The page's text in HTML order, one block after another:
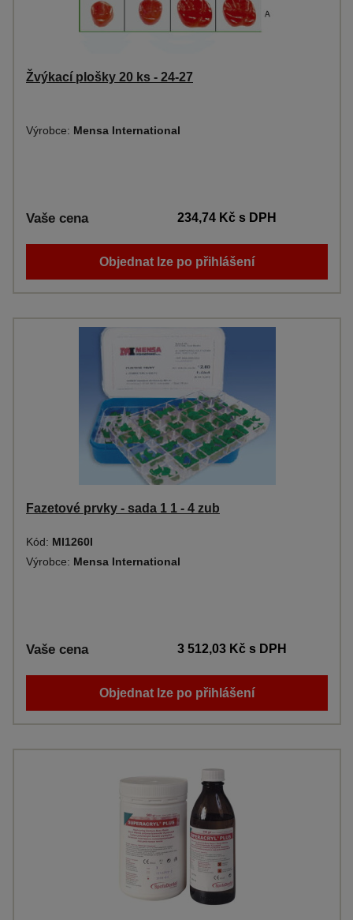
Žvýkací plošky 20 ks - 24-27
Výrobce: Mensa International
Vaše cena 234,74 Kčs DPH
Objednat lze po přihlášení
Fazetové prvky - sada 1 1 - 4 zub
Kód: MI1260I
Výrobce: Mensa International
Vaše cena 3 512,03 Kčs DPH
Objednat lze po přihlášení